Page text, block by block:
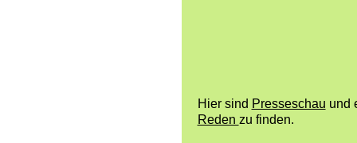
Hier sind Presseschau und
Reden zu finden.